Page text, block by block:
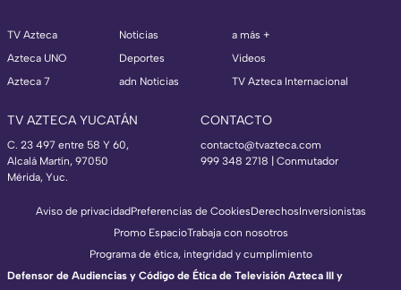
TV Azteca
Azteca UNO
Azteca 7
Noticias
Deportes
adn Noticias
a más +
Videos
TV Azteca Internacional
TV AZTECA YUCATÁN
C. 23 497 entre 58 Y 60,
Alcalá Martín, 97050
Mérida, Yuc.
CONTACTO
contacto@tvazteca.com
999 348 2718 | Conmutador
Aviso de privacidadPreferencias de CookiesDerechosInversionistas
Promo EspacioTrabaja con nosotros
Programa de ética, integridad y cumplimiento
Defensor de Audiencias y Código de Ética de Televisión Azteca III y